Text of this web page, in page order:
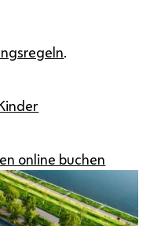
.
online buchen